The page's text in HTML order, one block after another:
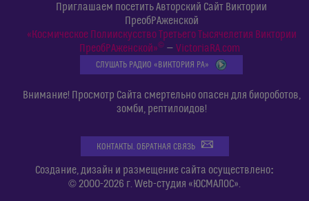
Приглашаем посетить Авторский Сайт Виктории
ПреобРАженской
«Космическое Полиискусство Третьего Тысячелетия Виктории
ПреобРАженской»©— VictoriaRA.com
СЛУШАТЬ РАДИО «ВИКТОРИЯ РА»
Внимание! Просмотр Сайта смертельно опасен для биороботов,
зомби, рептилоидов!
КОНТАКТЫ. ОБРАТНАЯ СВЯЗЬ
Создание, дизайн и размещение сайта осуществлено:
© 2000-2026 г. Web-студия «ЮСМАЛОС».